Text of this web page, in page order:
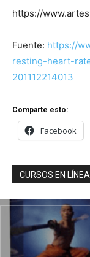
https://
Fuente: https://
resting-heart-
201112214013
Comparte esto:
Facebook
CURSOS EN